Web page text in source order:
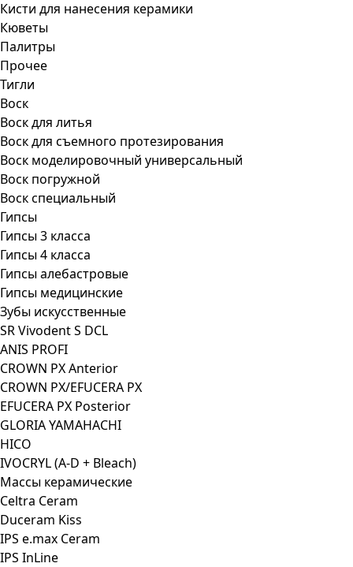
Кисти для нанесения керамики
Кюветы
Палитры
Прочее
Тигли
Воск
Воск для литья
Воск для съемного протезирования
Воск моделировочный универсальный
Воск погружной
Воск специальный
Гипсы
Гипсы 3 класса
Гипсы 4 класса
Гипсы алебастровые
Гипсы медицинские
Зубы искусственные
SR Vivodent S DCL
ANIS PROFI
CROWN PX Anterior
CROWN PX/EFUCERA PX
EFUCERA PX Posterior
GLORIA YAMAHACHI
HICO
IVOCRYL (A-D + Bleach)
Массы керамические
Celtra Ceram
Duceram Kiss
IPS e.max Ceram
IPS InLine